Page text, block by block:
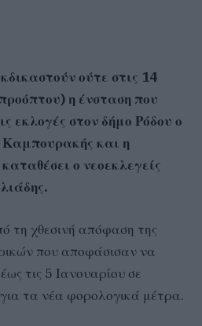
ούτε στις 14
η ένσταση που
εκλογές στον δήμο Ρόδου ο
και η
ο νεοεκλεγείς
τη χθεσινή απόφαση της
που αποφάσισαν να
τις 5 Ιανουαρίου σε
τα νέα φορολογικά μέτρα.